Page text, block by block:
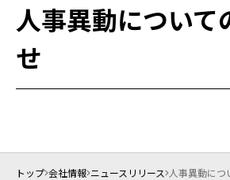
採用情報
人事異動について
せ
トップ 会社情報 ニュースリリース 人事異動につ